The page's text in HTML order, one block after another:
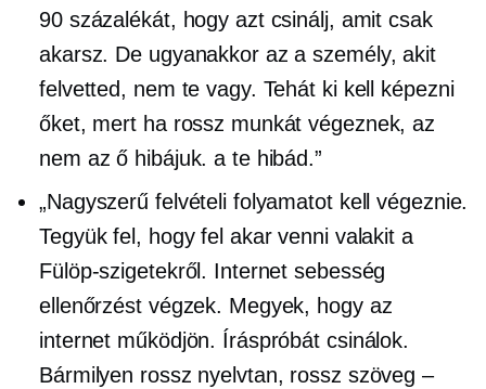
90 százalékát, hogy azt csinálj, amit csak
akarsz. De ugyanakkor az a személy, akit
felvetted, nem te vagy. Tehát ki kell képezni
őket, mert ha rossz munkát végeznek, az
nem az ő hibájuk. a te hibád.”
„Nagyszerű felvételi folyamatot kell végeznie.
Tegyük fel, hogy fel akar venni valakit a
Fülöp-szigetekről. Internet sebesség
ellenőrzést végzek. Megyek, hogy az
internet működjön. Íráspróbát csinálok.
Bármilyen rossz nyelvtan, rossz szöveg –